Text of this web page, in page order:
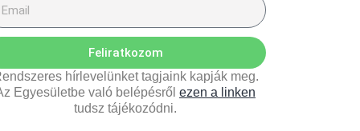
Feliratkozom
hírlevelünket tagjaink kapják meg.
Egyesületbe való belépésről ezen a linken
tudsz tájékozódni.